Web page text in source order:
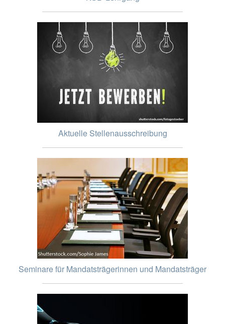
Aktuelle Stellenausschreibung
Seminare für Mandatsträgerinnen und Mandatsträger